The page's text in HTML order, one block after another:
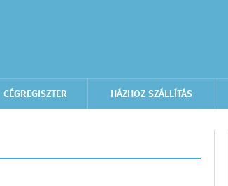
CÉGREGISZTER HÁZHOZ SZÁLLÍTÁS